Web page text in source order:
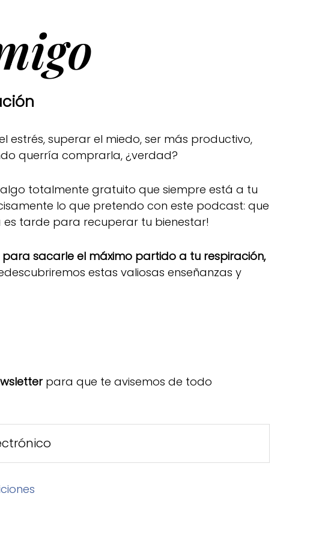
superar el miedo, ser más productivo,
querría comprarla, ¿verdad?
totalmente gratuito que siempre está a tu
lo que pretendo con este podcast: que
es tarde para recuperar tu bienestar!
sacarle el máximo partido a tu respiración,
estas valiosas enseñanzas y
para que te avisemos de todo